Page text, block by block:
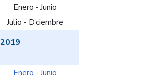
Enero - Junio
Julio - Diciembre
2019
Enero - Junio